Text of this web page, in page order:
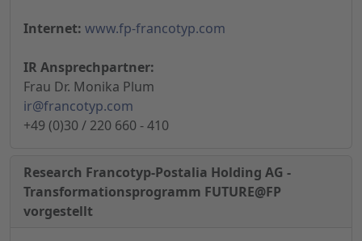
Internet: www.fp-francotyp.com
IR Ansprechpartner:
Frau Dr. Monika Plum
ir@francotyp.com
+49 (0)30 / 220 660 - 410
Research Francotyp-Postalia Holding AG -
Transformationsprogramm FUTURE@FP
vorgestellt